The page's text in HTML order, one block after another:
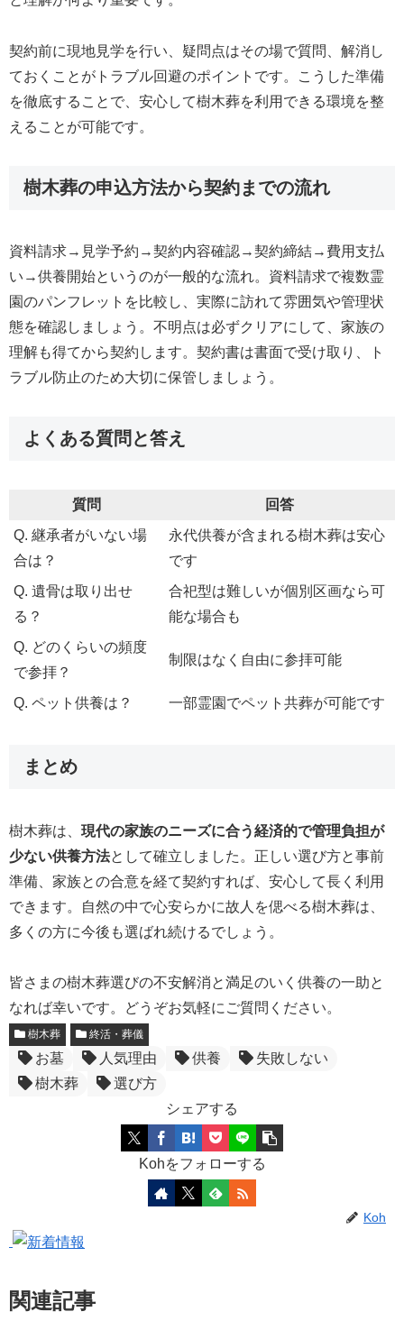
契約前に現地見学を行い、疑問点はその場で質問、解消し
ておくことがトラブル回避のポイントです。こうした準備
を徹底することで、安心して樹木葬を利用できる環境を整
えることが可能です。
樹木葬の申込方法から契約までの流れ
資料請求→見学予約→契約内容確認→契約締結→費用支払
い→供養開始というのが一般的な流れ。資料請求で複数霊
園のパンフレットを比較し、実際に訪れて雰囲気や管理状
態を確認しましょう。不明点は必ずクリアにして、家族の
理解も得てから契約します。契約書は書面で受け取り、ト
ラブル防止のため大切に保管しましょう。
よくある質問と答え
質問
回答
Q. 継承者がいない場
合は？
永代供養が含まれる樹木葬は安心
です
Q. 遺骨は取り出せ
る？
合祀型は難しいが個別区画なら可
能な場合も
Q. どのくらいの頻度
で参拝？
制限はなく自由に参拝可能
Q. ペット供養は？ 一部霊園でペット共葬が可能です
まとめ
樹木葬は、 現代の家族のニーズに合う経済的で管理負担が
少ない供養方法として確立しました。正しい選び方と事前
準備、家族との合意を経て契約すれば、安心して長く利用
できます。自然の中で心安らかに故人を偲べる樹木葬は、
多くの方に今後も選ばれ続けるでしょう。
皆さまの樹木葬選びの不安解消と満足のいく供養の一助と
なれば幸いです。どうぞお気軽にご質問ください。
樹木葬 終活・葬儀
お墓 人気理由 供養
失敗しない
樹木葬
選び方
シェアする
Kohをフォローする
Koh
関連記事